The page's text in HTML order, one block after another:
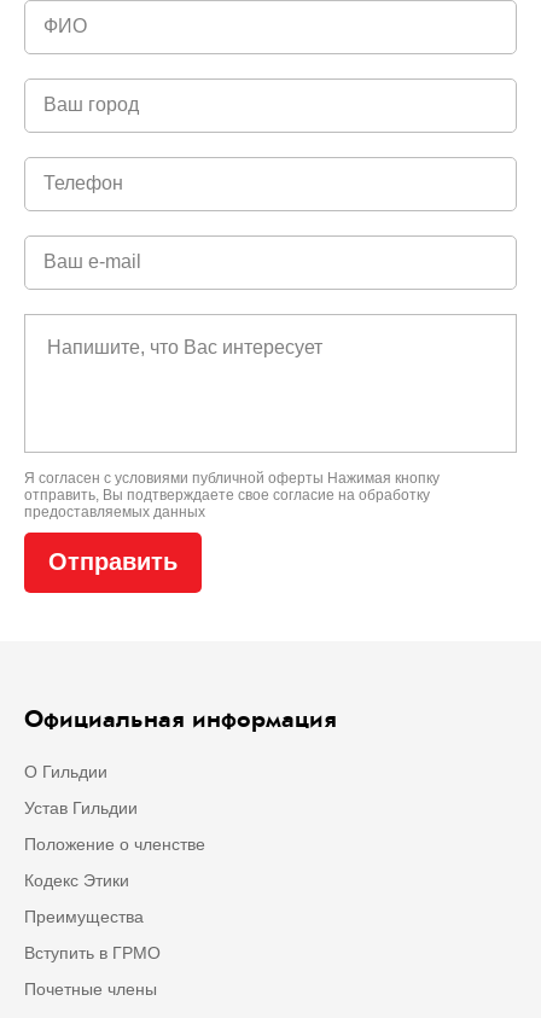
Я согласен с условиями публичной оферты Нажимая кнопку
отправить, Вы подтверждаете свое согласие на обработку
предоставляемых данных
Официальная информация
О Гильдии
Устав Гильдии
Положение о членстве
Кодекс Этики
Преимущества
Вступить в ГРМО
Почетные члены